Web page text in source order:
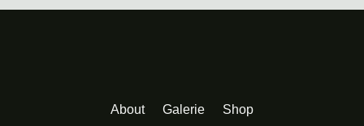
About Galerie Shop